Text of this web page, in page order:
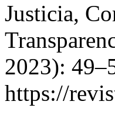
Justicia,
2023):
https://